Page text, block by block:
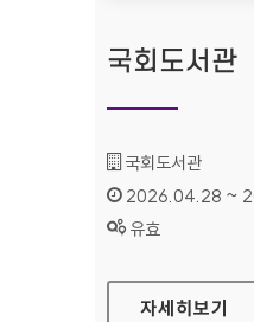
국회도서관
기관명 :
국회도서관
인증기간 :
2026.04.28 ~
상태 :
유효
국회도서관
자세히보기